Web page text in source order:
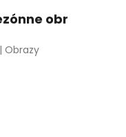
obrazy
Obrazy